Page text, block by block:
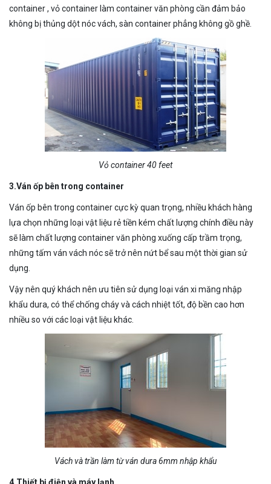
container , vỏ container làm container văn phòng cần đảm bảo
không bị thủng dột nóc vách, sàn container phẳng không gồ ghề.
Vỏ container 40 feet
3.Ván ốp bên trong container
Ván ốp bên trong container cực kỳ quan trọng, nhiều khách hàng
lựa chọn những loại vật liệu rẻ tiền kém chất lượng chính điều này
sẽ làm chất lượng container văn phòng xuống cấp trầm trọng,
những tấm ván vách nóc sẽ trở nên nứt bể sau một thời gian sử
dụng.
Vậy nên quý khách nên ưu tiên sử dụng loại ván xi măng nhập
khẩu dura, có thể chống cháy và cách nhiệt tốt, độ bền cao hơn
nhiều so với các loại vật liệu khác.
Vách và trần làm từ ván dura 6mm nhập khẩu